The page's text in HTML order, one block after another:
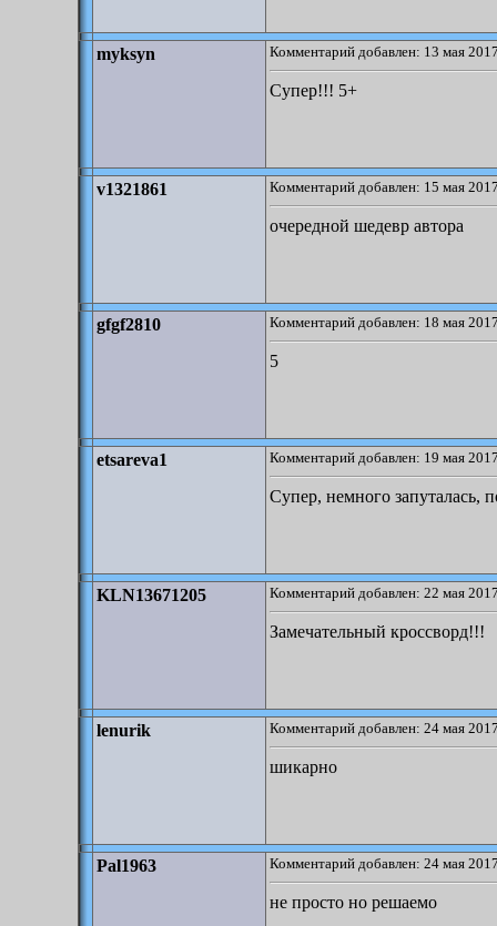
myksyn Комментарий добавлен: 13 мая
Супер!!! 5+
v1321861 Комментарий добавлен: 15 мая
очередной шедевр автора
gfgf2810 Комментарий добавлен: 18 мая
5
etsareva1 Комментарий добавлен: 19 мая
Супер, немного
KLN13671205 Комментарий добавлен: 22 мая
Замечательный кроссворд!!!
lenurik Комментарий добавлен: 24 мая
шикарно
Pal1963 Комментарий добавлен: 24 мая
не просто но решаемо